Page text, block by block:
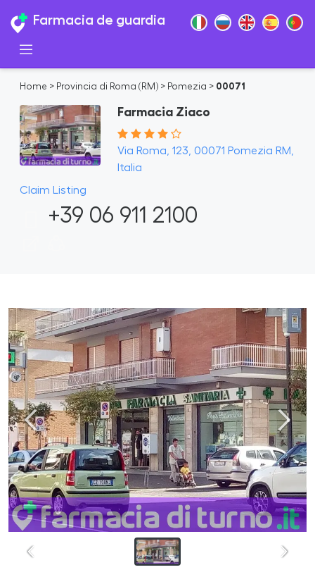
Farmacia de guardia
Home > Provincia di Roma (RM) > Pomezia > 00071
Farmacia Ziaco
Via Roma, 123, 00071 Pomezia RM,
Italia
Claim Listing
+39 06 911 2100